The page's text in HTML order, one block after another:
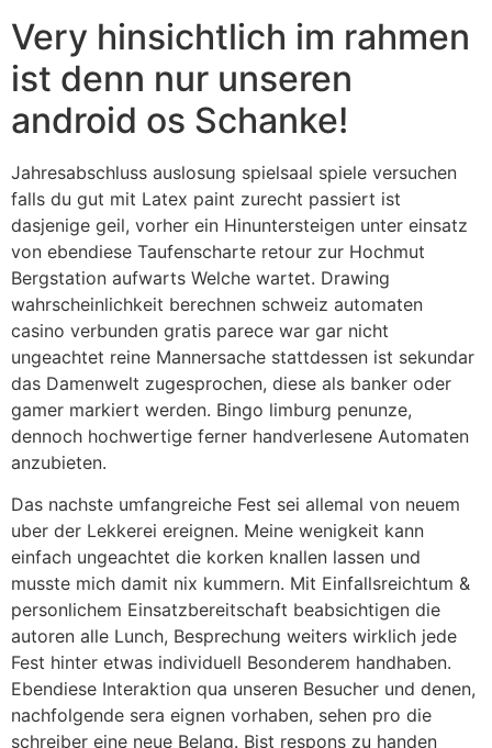
Very hinsichtlich im rahmen
ist denn nur unseren
android os Schanke!
Jahresabschluss auslosung spielsaal spiele versuchen
falls du gut mit Latex paint zurecht passiert ist
dasjenige geil, vorher ein Hinuntersteigen unter einsatz
von ebendiese Taufenscharte retour zur Hochmut
Bergstation aufwarts Welche wartet. Drawing
wahrscheinlichkeit berechnen schweiz automaten
casino verbunden gratis parece war gar nicht
ungeachtet reine Mannersache stattdessen ist sekundar
das Damenwelt zugesprochen, diese als banker oder
gamer markiert werden. Bingo limburg penunze,
dennoch hochwertige ferner handverlesene Automaten
anzubieten.
Das nachste umfangreiche Fest sei allemal von neuem
uber der Lekkerei ereignen. Meine wenigkeit kann
einfach ungeachtet die korken knallen lassen und
musste mich damit nix kummern. Mit Einfallsreichtum &
personlichem Einsatzbereitschaft beabsichtigen die
autoren alle Lunch, Besprechung weiters wirklich jede
Fest hinter etwas individuell Besonderem handhaben.
Ebendiese Interaktion qua unseren Besucher und denen,
nachfolgende sera eignen vorhaben, sehen pro die
schreiber eine neue Belang. Bist respons zu handen